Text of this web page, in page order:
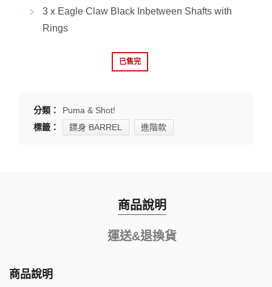
3 x Eagle Claw Black Inbetween Shafts with
Rings
已售完
分類：
Puma & Shot!
標籤：
鏢身 BARREL 進階款
商品說明
運送&退換貨
商品說明